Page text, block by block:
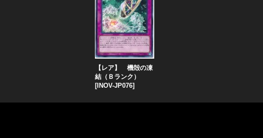
【レア】 機殻の凍
結（Ｂランク）
[INOV-JP076]